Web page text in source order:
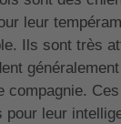
leur
Ils sont très
compagnie.
pour leur